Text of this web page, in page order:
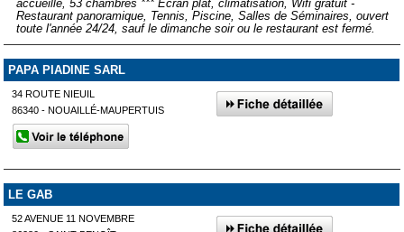
accueille, 53 chambres *** Ecran plat, climatisation, Wifi gratuit -
Restaurant panoramique, Tennis, Piscine, Salles de Séminaires, ouvert
toute l'année 24/24, sauf le dimanche soir ou le restaurant est fermé.
PAPA PIADINE SARL
34 ROUTE NIEUIL
86340 - NOUAILLÉ-MAUPERTUIS
LE GAB
52 AVENUE 11 NOVEMBRE